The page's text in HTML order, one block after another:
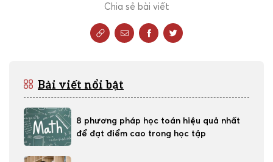
Chia sẻ bài viết
Bài viết nổi bật
8 phương pháp học toán hiệu quả nhất
để đạt điểm cao trong học tập